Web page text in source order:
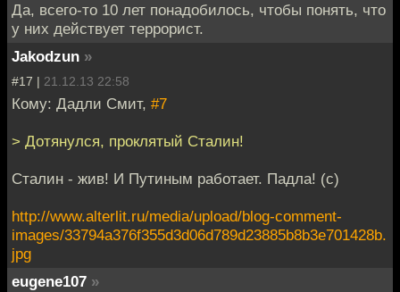
Да, всего-то 10 лет понадобилось, чтобы понять, что
у них действует террорист.
Jakodzun »
#17 | 21.12.13 22:58
Кому: Дадли Смит, #7
> Дотянулся, проклятый Сталин!
Сталин - жив! И Путиным работает. Падла! (с)
http://www.alterlit.ru/media/upload/blog-comment-
images/33794a376f355d3d06d789d23885b8b3e701428b.
jpg
eugene107 »